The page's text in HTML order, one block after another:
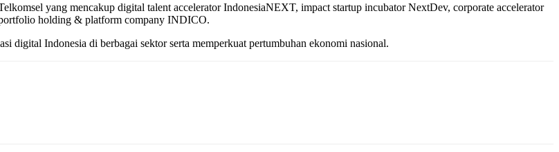
yang mencakup digital talent accelerator IndonesiaNEXT, impact startup incubator NextDev, corporate accelerator
portfolio holding & platform company INDICO.
digital Indonesia di berbagai sektor serta memperkuat pertumbuhan ekonomi nasional.